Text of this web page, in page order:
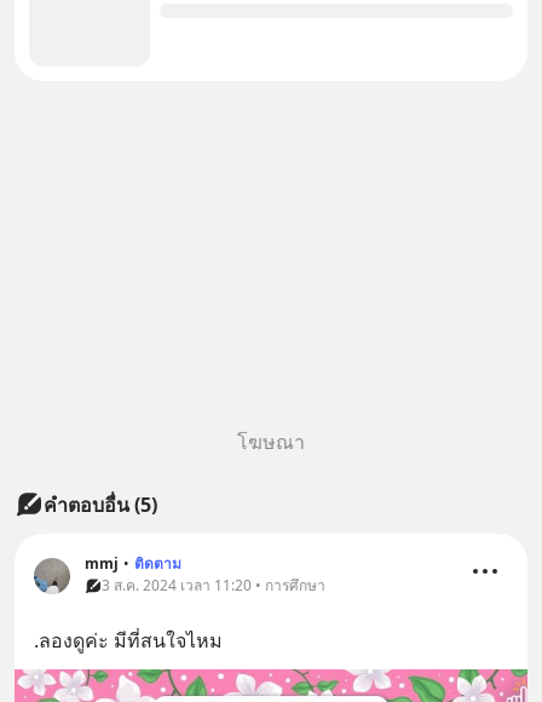
โฆษณา
คำตอบอื่น(5)
mmj • ติดตาม
3 ส.ค. 2024 เวลา 11:20 • การศึกษา
.ลองดูค่ะ มีที่สนใจไหม